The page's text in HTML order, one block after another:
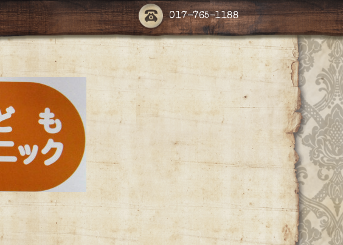
017-765-1188